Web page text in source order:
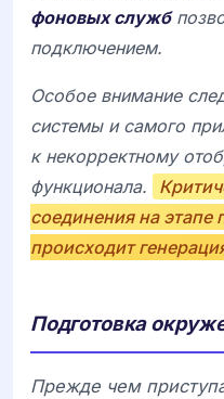
фоновых служб
подключением.
Особое внимание
системы и самого
к некорректному
функционала.
соединения на этапе
происходит
Подготовка
Прежде чем